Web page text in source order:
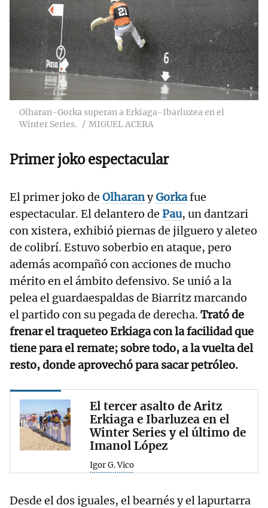
Olharan-Gorka superan a Erkiaga-Ibarluzea en el
Winter Series.
MIGUEL ACERA
Primer joko espectacular
El primer joko de OlharanyGorkafue
espectacular. El delantero de Pau, un dantzari
con xistera, exhibió piernas de jilguero y aleteo
de colibrí. Estuvo soberbio en ataque, pero
además acompañó con acciones de mucho
mérito en el ámbito defensivo. Se unió a la
pelea el guardaespaldas de Biarritz marcando
el partido con su pegada de derecha. Trató de
frenar el traqueteo Erkiaga con la facilidad que
tiene para el remate; sobre todo, a la vuelta del
resto, donde aprovechó para sacar petróleo.
El tercer asalto de Aritz
Erkiaga e Ibarluzea en el
Winter Series y el último de
Imanol López
Igor G. Vico
Desde el dos iguales, el bearnés y el lapurtarra